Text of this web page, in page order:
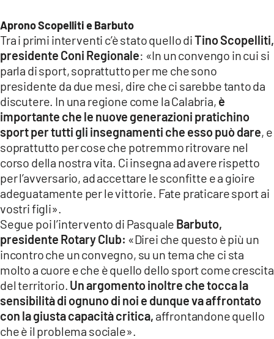
Aprono Scopelliti e Barbuto
Tra i primi interventi c’è stato quello diTino Scopelliti,
presidente Coni Regionale: «In un convengo in cui si
parla di sport, soprattutto per me che sono
presidente da due mesi, dire che ci sarebbe tanto da
discutere. In una regione come la Calabria, è
importante che le nuove generazioni pratichino
sport per tutti gli insegnamenti che esso può dare, e
soprattutto per cose che potremmo ritrovare nel
corso della nostra vita. Ci insegna ad avere rispetto
per l’avversario, ad accettare le sconfitte e a gioire
adeguatamente per le vittorie. Fate praticare sport ai
vostri figli».
Segue poi l’intervento di Pasquale Barbuto,
presidente Rotary Club: «Direi che questo è più un
incontro che un convegno, su un tema che ci sta
molto a cuore e che è quello dello sport come crescita
del territorio. Un argomento inoltre che tocca la
sensibilità di ognuno di noi e dunque va affrontato
con la giusta capacità critica, affrontandone quello
che è il problema sociale».